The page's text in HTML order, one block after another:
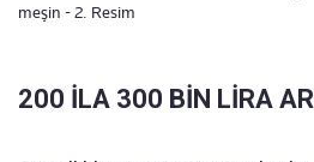
meşin - 2. Resim
200 İLA 300 BİN LİRA